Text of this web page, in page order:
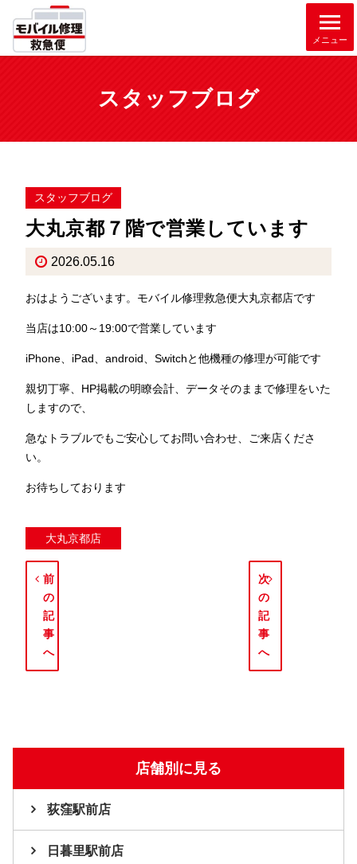
メニュー
スタッフブログ
スタッフブログ
大丸京都７階で営業しています
2026.05.16
おはようございます。モバイル修理救急便大丸京都店です
当店は10:00～19:00で営業しています
iPhone、iPad、android、Switchと他機種の修理が可能です
親切丁寧、HP掲載の明瞭会計、データそのままで修理をいた
しますので、
急なトラブルでもご安心してお問い合わせ、ご来店くださ
い。
お待ちしております
大丸京都店
前
の
記
事
へ
次
の
記
事
へ
店舗別に見る
荻窪駅前店
日暮里駅前店